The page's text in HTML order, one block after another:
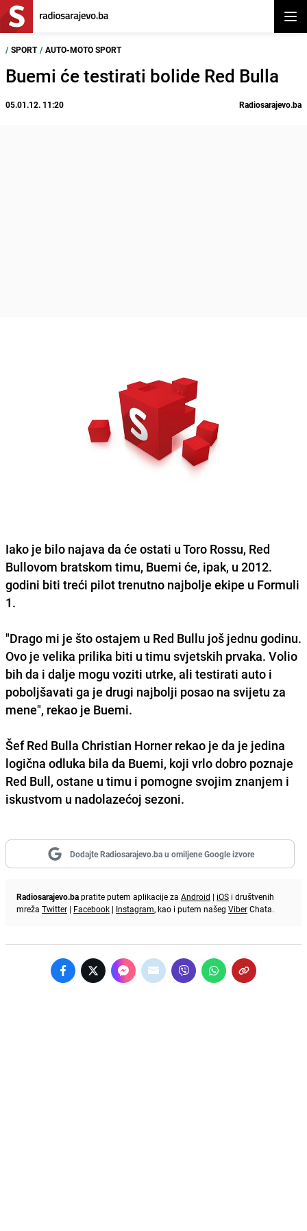
/ SPORT / AUTO-MOTO SPORT
Buemi će testirati bolide Red Bulla
05.01.12. 11:20 Radiosarajevo.ba
Iako je bilo najava da će ostati u Toro Rossu, Red
Bullovom bratskom timu, Buemi će, ipak, u 2012.
godini biti treći pilot trenutno najbolje ekipe u Formuli
1.
"Drago mi je što ostajem u Red Bullu još jednu godinu.
Ovo je velika prilika biti u timu svjetskih prvaka. Volio
bih da i dalje mogu voziti utrke, ali testirati auto i
poboljšavati ga je drugi najbolji posao na svijetu za
mene", rekao je Buemi.
Šef Red Bulla Christian Horner rekao je da je jedina
logična odluka bila da Buemi, koji vrlo dobro poznaje
Red Bull, ostane u timu i pomogne svojim znanjem i
iskustvom u nadolazećoj sezoni.
Dodajte Radiosarajevo.ba u omiljene Google izvore
Radiosarajevo.bapratite putem aplikacije za Android | iOS i društvenih
mreža Twitter | Facebook | Instagram, kao i putem našeg ViberChata.